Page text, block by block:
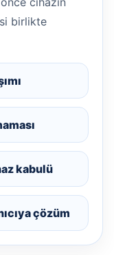
birlikte
kabulü
çözüm